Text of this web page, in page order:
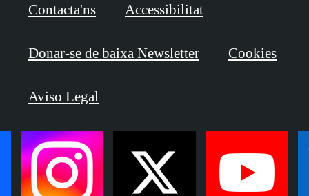
Contacta'ns Accessibilitat
Donar-se de baixa Newsletter Cookies
Aviso Legal